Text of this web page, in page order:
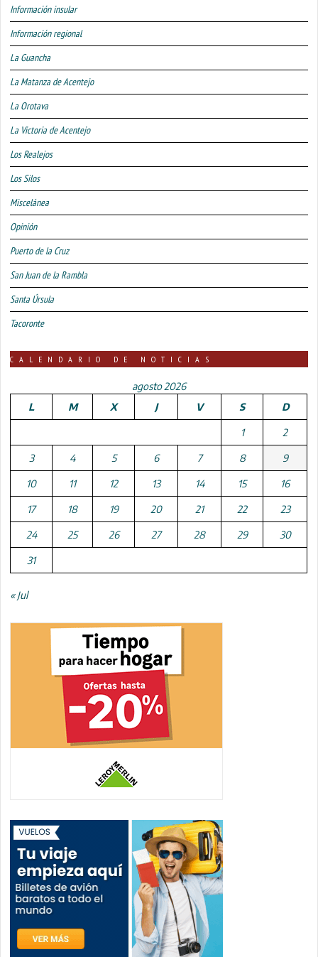
Información insular
Información regional
La Guancha
La Matanza de Acentejo
La Orotava
La Victoria de Acentejo
Los Realejos
Los Silos
Miscelánea
Opinión
Puerto de la Cruz
San Juan de la Rambla
Santa Úrsula
Tacoronte
CALENDARIO DE NOTICIAS
agosto 2026
L
M X J V S D
1 2
3 4 5 6 7 8 9
10 11 12 13 14 15 16
17 18 19 20 21 22 23
24 25 26 27 28 29 30
31
« Jul